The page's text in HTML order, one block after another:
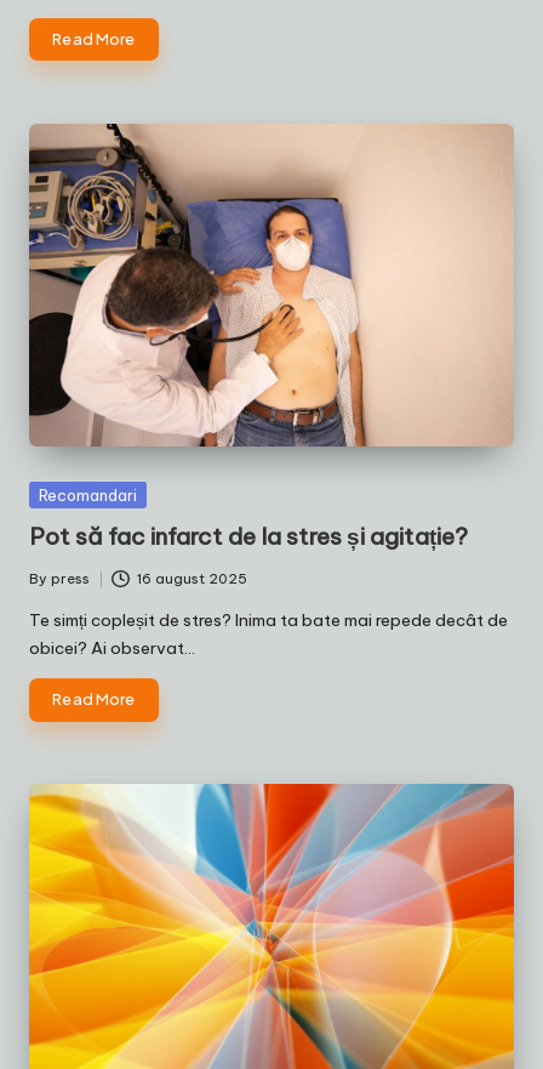
Read More
Posted
Recomandari
Pot să fac infarct de la stres și agitație?
Posted
by
By press 16 august 2025
Te simți copleșit de stres? Inima ta bate mai repede decât de
obicei? Ai observat…
Read More